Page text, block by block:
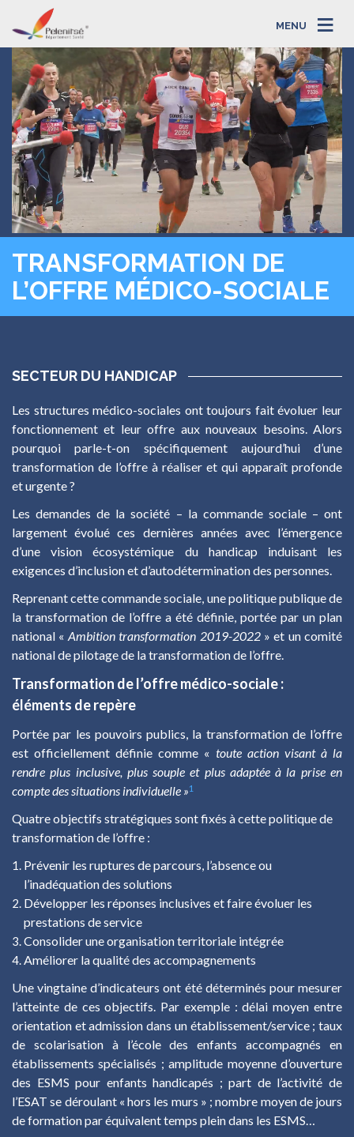
MENU
TRANSFORMATION DE
L’OFFRE MÉDICO-SOCIALE
SECTEUR DU HANDICAP
Les structures médico-sociales ont toujours fait évoluer leur
fonctionnement et leur offre aux nouveaux besoins. Alors
pourquoi parle-t-on spécifiquement aujourd’hui d’une
transformation de l’offre à réaliser et qui apparaît profonde
et urgente ?
Les demandes de la société – la commande sociale – ont
largement évolué ces dernières années avec l’émergence
d’une vision écosystémique du handicap induisant les
exigences d’inclusion et d’autodétermination des personnes.
Reprenant cette commande sociale, une politique publique de
la transformation de l’offre a été définie, portée par un plan
national « Ambition transformation 2019-2022» et un comité
national de pilotage de la transformation de l’offre.
Transformation de l’offre médico-sociale :
éléments de repère
Portée par les pouvoirs publics, la transformation de l’offre
est officiellement définie comme « toute action visant à la
rendre plus inclusive, plus souple et plus adaptée à la prise en
compte des situations individuelle »1
Quatre objectifs stratégiques sont fixés à cette politique de
transformation de l’offre :
Prévenir les ruptures de parcours, l’absence ou
l’inadéquation des solutions
Développer les réponses inclusives et faire évoluer les
prestations de service
Consolider une organisation territoriale intégrée
Améliorer la qualité des accompagnements
Une vingtaine d’indicateurs ont été déterminés pour mesurer
l’atteinte de ces objectifs. Par exemple : délai moyen entre
orientation et admission dans un établissement/service ; taux
de scolarisation à l’école des enfants accompagnés en
établissements spécialisés ; amplitude moyenne d’ouverture
des ESMS pour enfants handicapés ; part de l’activité de
l’ESAT se déroulant « hors les murs » ; nombre moyen de jours
de formation par équivalent temps plein dans les ESMS…